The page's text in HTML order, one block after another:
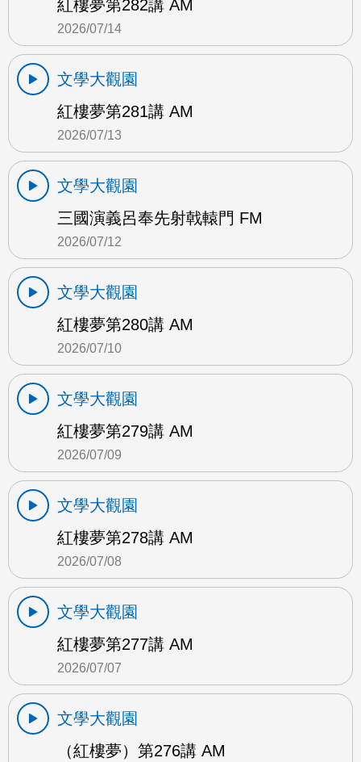
紅樓夢第282講 AM
2026/07/14
文學大觀園
紅樓夢第281講 AM
2026/07/13
文學大觀園
三國演義呂奉先射戟轅門 FM
2026/07/12
文學大觀園
紅樓夢第280講 AM
2026/07/10
文學大觀園
紅樓夢第279講 AM
2026/07/09
文學大觀園
紅樓夢第278講 AM
2026/07/08
文學大觀園
紅樓夢第277講 AM
2026/07/07
文學大觀園
（紅樓夢）第276講 AM